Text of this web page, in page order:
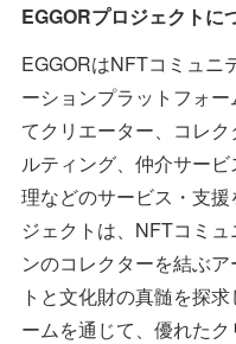
EGGORプロジェクトに
EGGORはNFTコミュニ
ーションプラットフォ
てクリエーター、コレ
ルティング、仲介サー
理などのサービス・支
ジェクトは、NFTコミ
ンのコレクターを結ぶ
トと文化財の真髄を探
ームを通じて、優れた